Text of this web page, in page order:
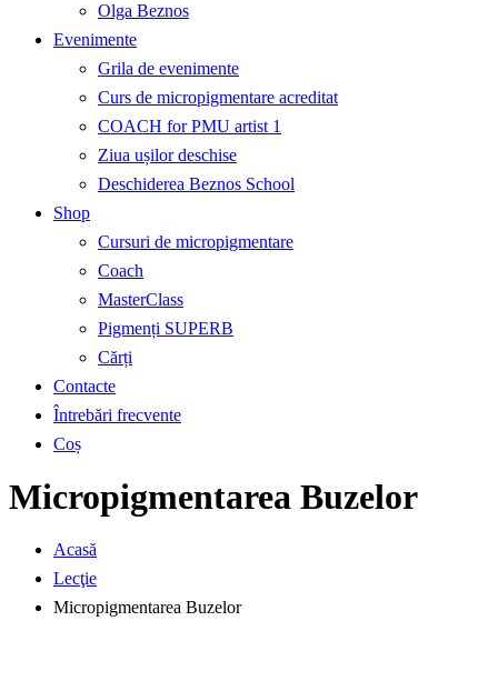
Olga Beznos
Evenimente
Grila de evenimente
Curs de micropigmentare acreditat
COACH for PMU artist 1
Ziua ușilor deschise
Deschiderea Beznos School
Shop
Cursuri de micropigmentare
Coach
MasterClass
Pigmenți SUPERB
Cărți
Contacte
Întrebări frecvente
Coș
Micropigmentarea Buzelor
Acasă
Lecţie
Micropigmentarea Buzelor